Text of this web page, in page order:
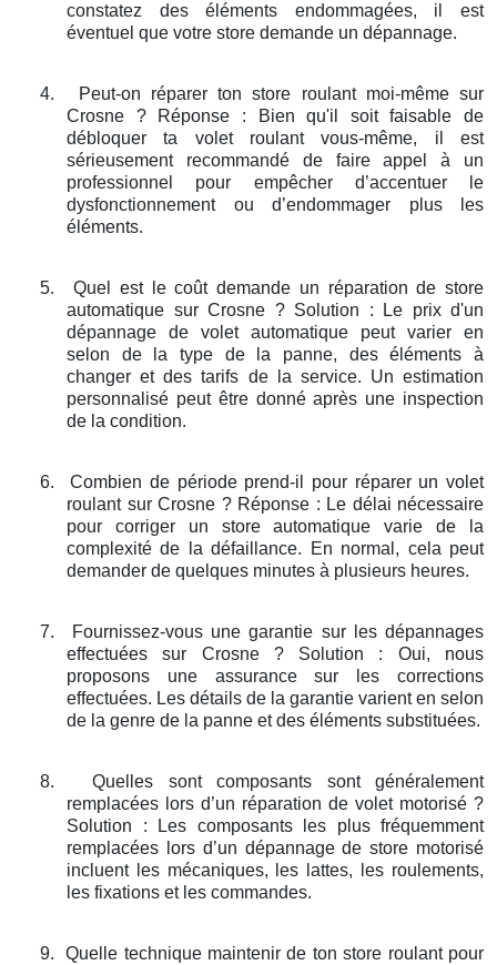
constatez des éléments endommagées, il est
éventuel que votre store demande un dépannage.
4.
Peut-on réparer ton store roulant moi-même sur
Crosne ? Réponse : Bien qu'il soit faisable de
débloquer ta volet roulant vous-même, il est
sérieusement recommandé de faire appel à un
professionnel pour empêcher d’accentuer le
dysfonctionnement ou d’endommager plus les
éléments.
5.
Quel est le coût demande un réparation de store
automatique sur Crosne ? Solution : Le prix d'un
dépannage de volet automatique peut varier en
selon de la type de la panne, des éléments à
changer et des tarifs de la service. Un estimation
personnalisé peut être donné après une inspection
de la condition.
6.
Combien de période prend-il pour réparer un volet
roulant sur Crosne ? Réponse : Le délai nécessaire
pour corriger un store automatique varie de la
complexité de la défaillance. En normal, cela peut
demander de quelques minutes à plusieurs heures.
7.
Fournissez-vous une garantie sur les dépannages
effectuées sur Crosne ? Solution : Oui, nous
proposons une assurance sur les corrections
effectuées. Les détails de la garantie varient en selon
de la genre de la panne et des éléments substituées.
8.
Quelles sont composants sont généralement
remplacées lors d’un réparation de volet motorisé ?
Solution : Les composants les plus fréquemment
remplacées lors d’un dépannage de store motorisé
incluent les mécaniques, les lattes, les roulements,
les fixations et les commandes.
9.
Quelle technique maintenir de ton store roulant pour